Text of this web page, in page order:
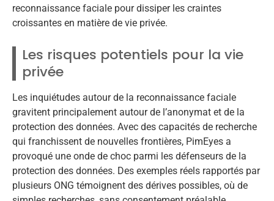
reconnaissance faciale pour dissiper les craintes
croissantes en matière de vie privée.
Les risques potentiels pour la vie
privée
Les inquiétudes autour de la reconnaissance faciale
gravitent principalement autour de l’anonymat et de la
protection des données. Avec des capacités de recherche
qui franchissent de nouvelles frontières, PimEyes a
provoqué une onde de choc parmi les défenseurs de la
protection des données. Des exemples réels rapportés par
plusieurs ONG témoignent des dérives possibles, où de